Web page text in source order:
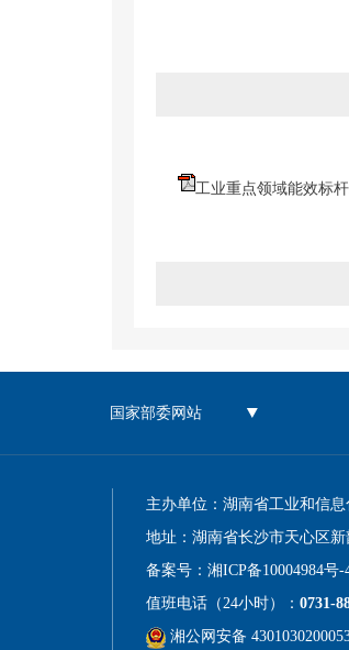
工业重点领域能效标
主办单位：湖南省工业和信
地址：湖南省长沙市天心区
备案号：湘ICP备10004984号
值班电话（24小时）： 0731-
湘公网安备